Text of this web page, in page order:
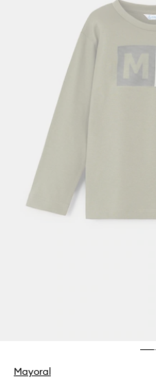
Mayoral